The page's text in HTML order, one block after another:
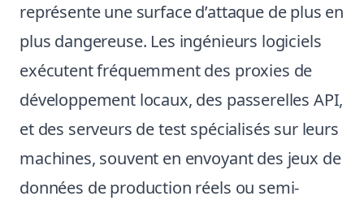
représente une surface d’attaque de plus en
plus dangereuse. Les ingénieurs logiciels
exécutent fréquemment des proxies de
développement locaux, des passerelles API,
et des serveurs de test spécialisés sur leurs
machines, souvent en envoyant des jeux de
données de production réels ou semi-